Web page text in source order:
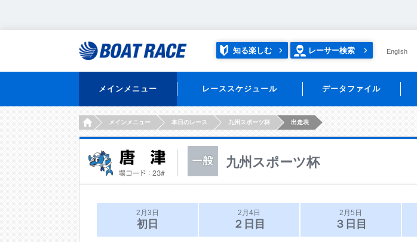
知る楽しむ レーサー検索 English
メインメニュー レーススケジュール データファイル
HOMEメインメニュー 本日のレース 九州スポーツ杯 出走表
九州スポーツ杯
2月3日
初日
2月4日
２日目
2月5日
３日目